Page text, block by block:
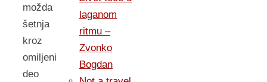
možda
šetnja
kroz
omiljeni
deo
laganom
ritmu –
Zvonko
Bogdan